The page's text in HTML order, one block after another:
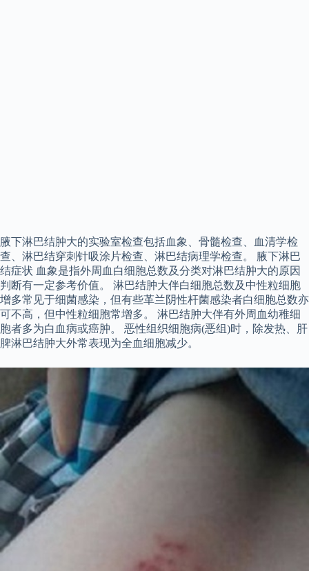
腋下淋巴结肿大的实验室检查包括血象、骨髓检查、血清学检
查、淋巴结穿刺针吸涂片检查、淋巴结病理学检查。 腋下淋巴
结症状 血象是指外周血白细胞总数及分类对淋巴结肿大的原因
判断有一定参考价值。 淋巴结肿大伴白细胞总数及中性粒细胞
增多常见于细菌感染，但有些革兰阴性杆菌感染者白细胞总数亦
可不高，但中性粒细胞常增多。 淋巴结肿大伴有外周血幼稚细
胞者多为白血病或癌肿。 恶性组织细胞病(恶组)时，除发热、肝
脾淋巴结肿大外常表现为全血细胞减少。